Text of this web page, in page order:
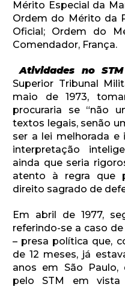
Mérito Especial da
Ordem do Mérito da
Oficial; Ordem do
Comendador, França.
Atividades no
Superior Tribunal
maio de 1973,
procuraria se “não
textos legais, senão
ser a lei melhorada
interpretação
ainda que seria
atento à regra que
direito sagrado de
Em abril de 1977,
referindo-se a caso
– presa política que,
de 12 meses, já
anos em São Paulo,
pelo STM em vista